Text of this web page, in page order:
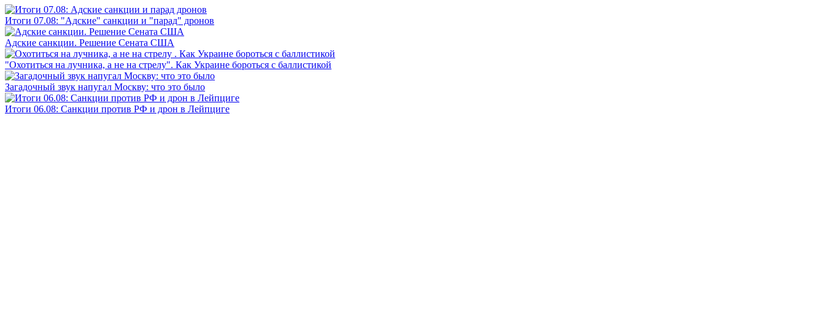
Итоги 07.08: "Адские" санкции и "парад" дронов
Адские санкции. Решение Сената США
"Охотиться на лучника, а не на стрелу". Как Украине бороться с баллистикой
Загадочный звук напугал Москву: что это было
Итоги 06.08: Санкции против РФ и дрон в Лейпциге